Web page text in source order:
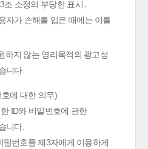
조 소정의 부당한 표시․
자가 손해를 입은 때에는 이를
하지 않는 영리목적의 광고성
니다.
에 대한 의무)
ID와 비밀번호에 관한
니다.
번호를 제3자에게 이용하게